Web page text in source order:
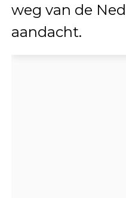
weg van de
aandacht.